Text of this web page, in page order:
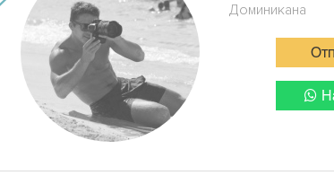
Доминикана